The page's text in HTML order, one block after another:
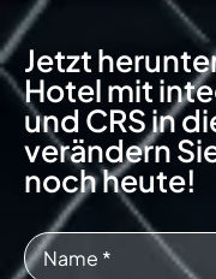
Jetzt
Hotel mit
und CRS in
verändern
noch heute!